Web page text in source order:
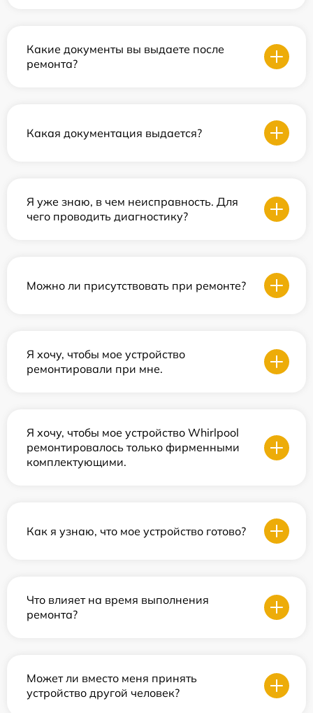
Какие документы вы выдаете после
ремонта?
Какая документация выдается?
Я уже знаю, в чем неисправность. Для
чего проводить диагностику?
Можно ли присутствовать при ремонте?
Я хочу, чтобы мое устройство
ремонтировали при мне.
Я хочу, чтобы мое устройство Whirlpool
ремонтировалось только фирменными
комплектующими.
Как я узнаю, что мое устройство готово?
Что влияет на время выполнения
ремонта?
Может ли вместо меня принять
устройство другой человек?